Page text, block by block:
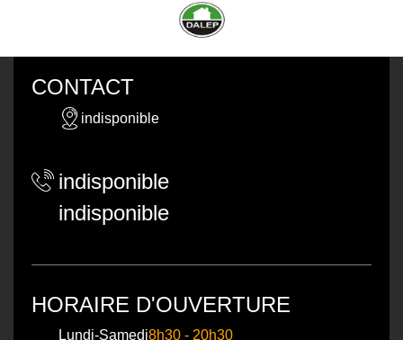
CONTACT
indisponible
indisponible
indisponible
HORAIRE D'OUVERTURE
Lundi-Samedi8h30 - 20h30